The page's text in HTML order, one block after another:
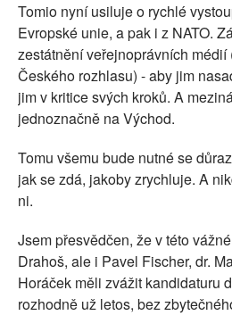
Tomio nyní usiluje o rychlé
Evropské unie, a pak i z NATO.
zestátnění veřejnoprávních
Českého rozhlasu) - aby jim
jim v kritice svých kroků. A
jednoznačně na Východ.
Tomu všemu bude nutné se
jak se zdá, jakoby zrychluje. A
ni.
Jsem přesvědčen, že v této
Drahoš, ale i Pavel Fischer, dr.
Horáček měli zvážit kandidaturu
rozhodně už letos, bez